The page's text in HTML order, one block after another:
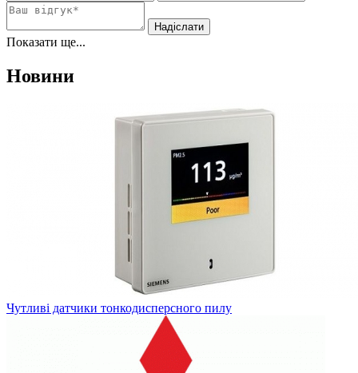
Показати ще...
Новини
Чутливі датчики тонкодисперсного пилу